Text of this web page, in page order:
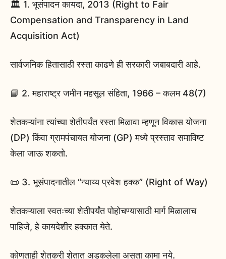
🏛️ 1. भूसंपादन कायदा, 2013 (Right to Fair
Compensation and Transparency in Land
Acquisition Act)
सार्वजनिक हितासाठी रस्ता काढणे ही सरकारी जबाबदारी आहे.
📘 2. महाराष्ट्र जमीन महसूल संहिता, 1966 – कलम 48(7)
शेतकऱ्यांना त्यांच्या शेतीपर्यंत रस्ता मिळावा म्हणून विकास योजना
(DP) किंवा ग्रामपंचायत योजना (GP) मध्ये प्रस्ताव समाविष्ट
केला जाऊ शकतो.
📜 3. भूसंपादनातील “न्याय्य प्रवेश हक्क” (Right of Way)
शेतकऱ्याला स्वतःच्या शेतीपर्यंत पोहोचण्यासाठी मार्ग मिळालाच
पाहिजे, हे कायदेशीर हक्कात येते.
कोणताही शेतकरी शेतात अडकलेला असता कामा नये.